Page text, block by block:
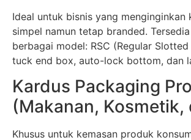
Ideal untuk bisnis yang menginginkan
simpel namun tetap branded.
berbagai model: RSC (Regular
tuck end box, auto-lock bottom, dan
Kardus Packaging
(Makanan, Kosmetik,
Khusus untuk kemasan produk